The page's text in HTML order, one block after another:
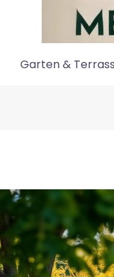
Garten &